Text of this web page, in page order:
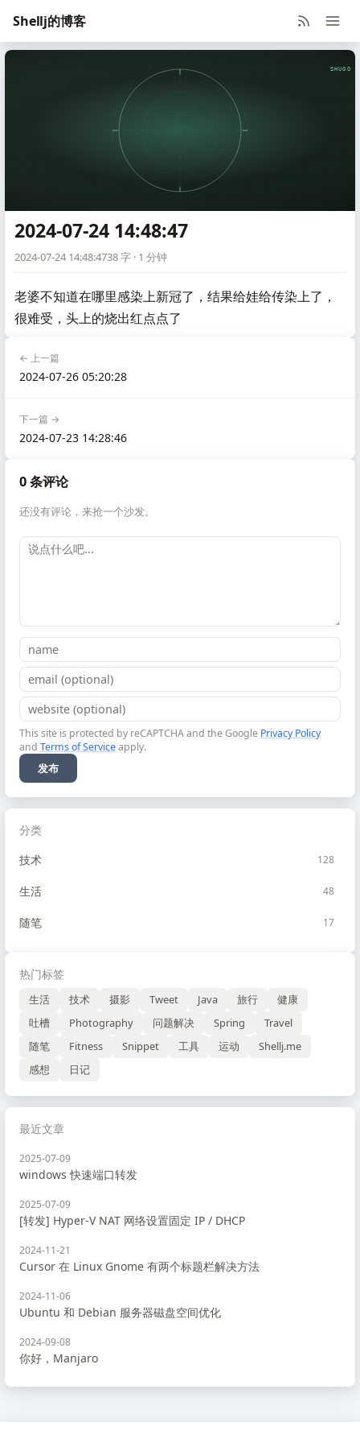
Shellj的博客
分类
技术
128
生活 48
随笔 17
热门标签
生活 技术 摄影 Tweet Java 旅行
健康
吐槽
Photography 问题解决 Spring
Travel
随笔
Fitness Snippet 工具 运动
Shellj.me
感想
日记
SHUGO
2024-07-24 14:48:47
2024-07-24 14:48:4738 字 · 1 分钟
老婆不知道在哪里感染上新冠了，结果给娃给传染上了，
很难受，头上的烧出红点点了
← 上一篇
2024-07-26 05:20:28
下一篇 →
2024-07-23 14:28:46
0 条评论
还没有评论，来抢一个沙发。
This site is protected by reCAPTCHA and the Google Privacy Policy
and Terms of Serviceapply.
发布
最近文章
2025-07-09
windows 快速端口转发
2025-07-09
[转发] Hyper-V NAT 网络设置固定 IP / DHCP
2024-11-21
Cursor 在 Linux Gnome 有两个标题栏解决方法
2024-11-06
Ubuntu 和 Debian 服务器磁盘空间优化
2024-09-08
你好，Manjaro